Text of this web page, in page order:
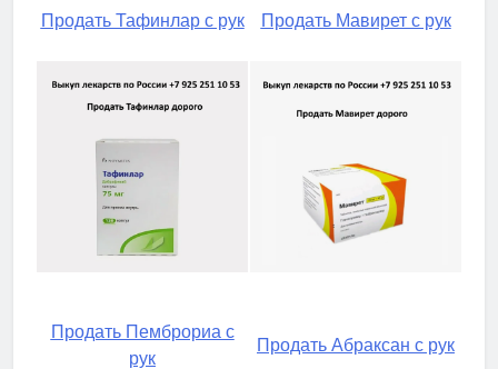
Продать Тафинлар с рук Продать Мавирет с рук
Продать Пемброриа с
рук
Продать Абраксан с рук